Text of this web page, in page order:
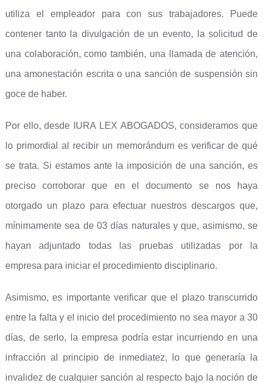
utiliza el empleador para con sus trabajadores. Puede
contener tanto la divulgación de un evento, la solicitud de
una colaboración, como también, una llamada de atención,
una amonestación escrita o una sanción de suspensión sin
goce de haber.
Por ello, desde IURA LEX ABOGADOS, consideramos que
lo primordial al recibir un memorándum es verificar de qué
se trata. Si estamos ante la imposición de una sanción, es
preciso corroborar que en el documento se nos haya
otorgado un plazo para efectuar nuestros descargos que,
mínimamente sea de 03 días naturales y que, asimismo, se
hayan adjuntado todas las pruebas utilizadas por la
empresa para iniciar el procedimiento disciplinario.
Asimismo, es importante verificar que el plazo transcurrido
entre la falta y el inicio del procedimiento no sea mayor a 30
días, de serlo, la empresa podría estar incurriendo en una
infracción al principio de inmediatez, lo que generaría la
invalidez de cualquier sanción al respecto bajo la noción de